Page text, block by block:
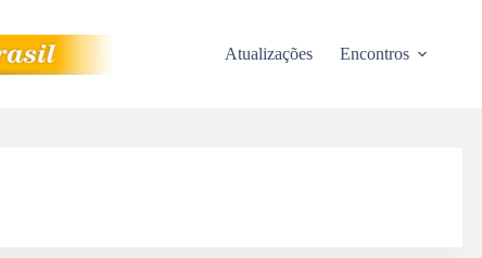
Atualizações Encontros